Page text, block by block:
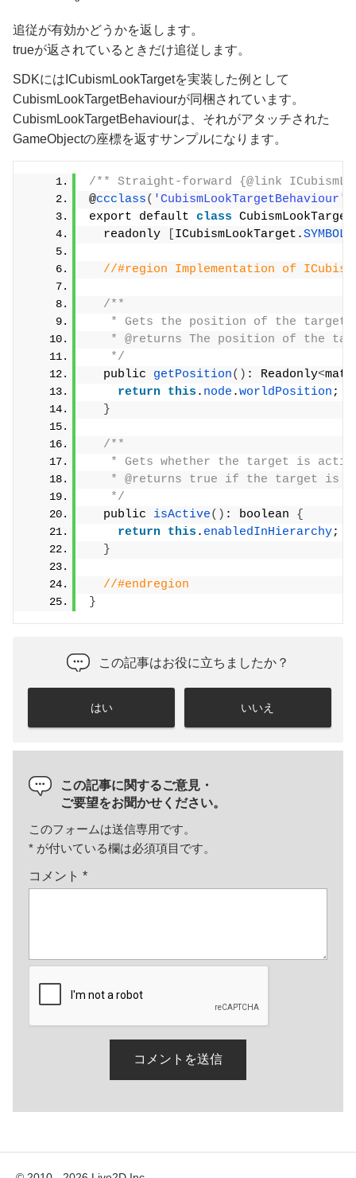
追従が有効かどうかを返します。
trueが返されているときだけ追従します。
SDKにはICubismLookTargetを実装した例として
CubismLookTargetBehaviourが同梱されています。
CubismLookTargetBehaviourは、それがアタッチされた
GameObjectの座標を返すサンプルになります。
/** Straight-forward {@link
@ccclass( 'CubismLookTargetBehaviour'
export default class
  readonly
ICubismLookTarget.SYMBOL
//#region Implementation of
/**
   * Gets the position of the target.
* @returns The position of the
   */
  public
getPosition() : Readonly<
return this . node .worldPosition ;
}
/**
* Gets whether the target is
* @returns true if the target is
   */
  public
isActive() : boolean {
return this . enabledInHierarchy;
}
//#endregion
}
この記事はお役に立ちましたか？
はい いいえ
この記事に関するご意見・
ご要望をお聞かせください。
このフォームは送信専用です。
* が付いている欄は必須項目です。
コメント *